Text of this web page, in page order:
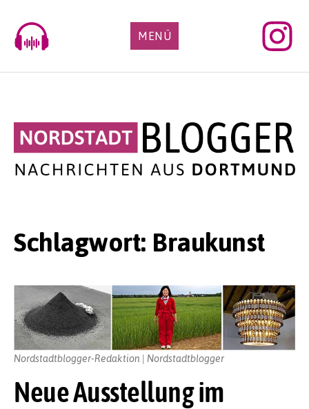
content
MENÜ
Schlagwort: Braukunst
Neue Ausstellung im
Nordstadtblogger-Redaktion | Nordstadtblogger